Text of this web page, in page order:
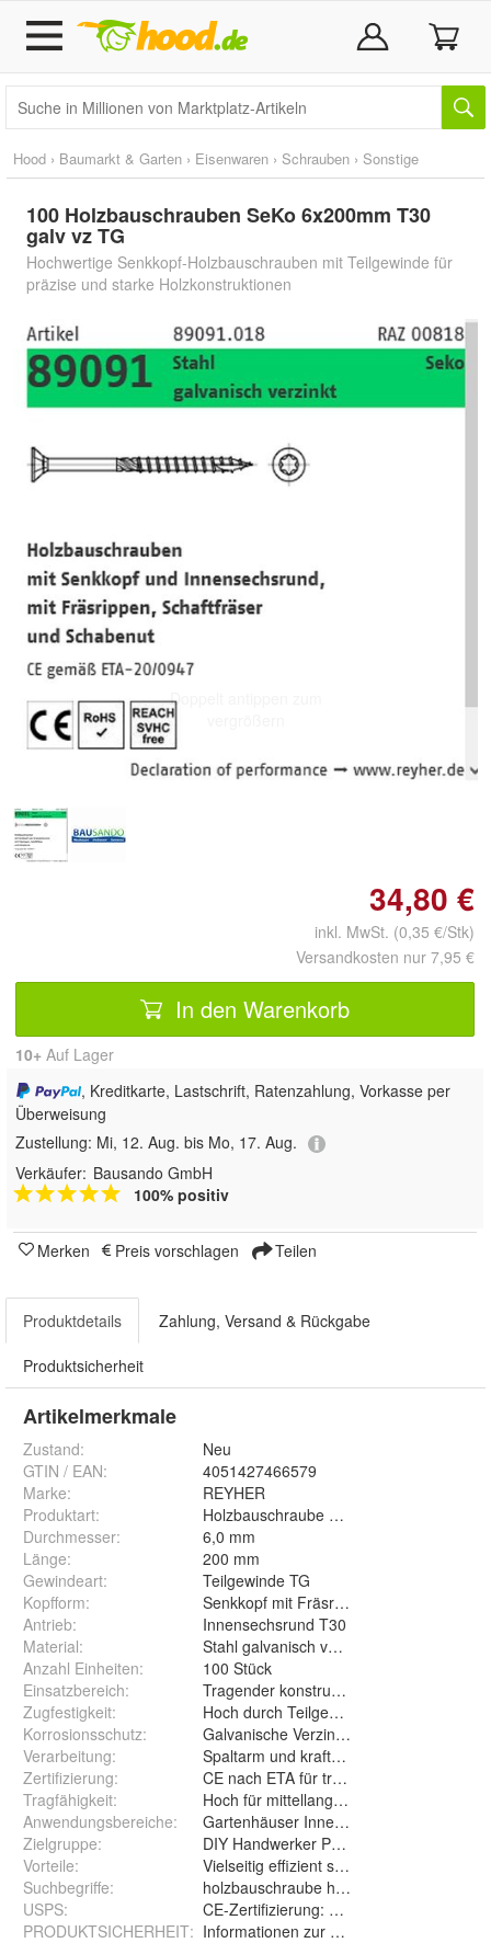
Hood › Baumarkt & Garten › Eisenwaren › Schrauben › Sonstige
100 Holzbauschrauben SeKo 6x200mm T30
galv vz TG
Hochwertige Senkkopf-Holzbauschrauben mit Teilgewinde für
präzise und starke Holzkonstruktionen
Doppelt antippen zum
34,80 €
inkl. MwSt. (0,35 €/Stk)
Versandkosten nur 7,95 €
In den Warenkorb
10+ Auf Lager
, Kreditkarte, Lastschrift, Ratenzahlung, Vorkasse per
Überweisung
Zustellung: Mi, 12. Aug. bis Mo, 17. Aug.
Verkäufer: Bausando GmbH
100% positiv
Merken Preis vorschlagen Teilen
Produktdetails Zahlung, Versand & Rückgabe
Produktsicherheit
Artikelmerkmale
Zustand:
Neu
GTIN / EAN:
4051427466579
Marke:
REYHER
Produktart:
Holzbauschraube
Durchmesser:
6,0 mm
Länge:
200 mm
Gewindeart:
Teilgewinde TG
Kopfform:
Senkkopf mit Fräsrippen
Antrieb:
Innensechsrund T30
Material:
Stahl galvanisch verzinkt
Anzahl Einheiten:
100 Stück
Einsatzbereich:
Tragender konstruktiver Holzbau
Zugfestigkeit:
Hoch durch Teilgewinde Konstruktion
Korrosionsschutz:
Galvanische Verzinkung für vielseitigen
Verarbeitung:
Spaltarm und kraftsparend dank
Zertifizierung:
CE nach ETA für tragende Verbindungen
Tragfähigkeit:
Hoch für mittellange Verbindungen
Anwendungsbereiche:
Gartenhäuser Innenwände Terrassen
Zielgruppe:
DIY Handwerker Profi Holzbauer
Vorteile:
Vielseitig effizient sicher
Suchbegriffe:
holzbauschraube holz bau schraube
USPS:
CE-Zertifizierung: Tragfähige
PRODUKTSICHERHEIT: Informationen zur